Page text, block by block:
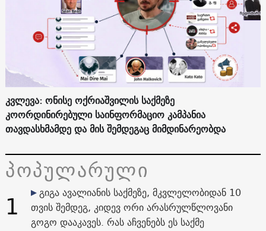
კვლევა: ონისე ოქრიაშვილის საქმეზე
კოორდინირებული საინფორმაციო კამპანია
თავდასხმამდე და მის შემდეგაც მიმდინარეობდა
პოპულარული
1
გიგა ავალიანის საქმეზე, მკვლელობიდან 10
თვის შემდეგ, კიდევ ორი არასრულწლოვანი
გოგო დააკავეს. რას აჩვენებს ეს საქმე